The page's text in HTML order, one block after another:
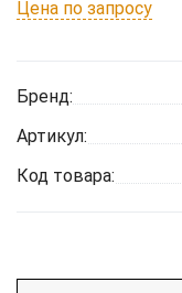
Цена по запросу
Бренд:
Артикул:
Код товара: